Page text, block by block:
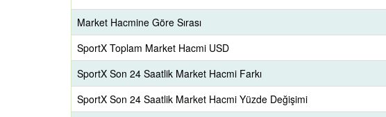
Market Hacmine Göre Sırası
SportX Toplam Market Hacmi USD
SportX Son 24 Saatlik Market Hacmi Farkı
SportX Son 24 Saatlik Market Hacmi Yüzde Değişimi